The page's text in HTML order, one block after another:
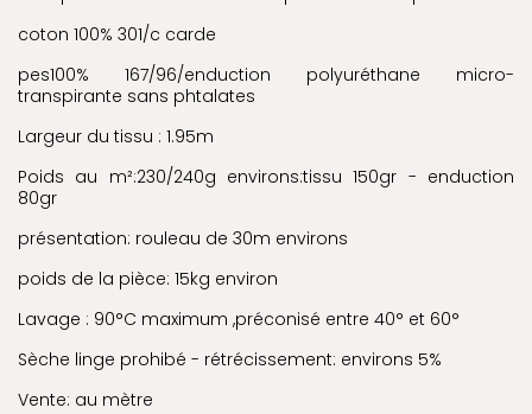
coton 100% 301/c carde
pes100% 167/96/enduction polyuréthane micro-
transpirante sans phtalates
Largeur du tissu : 1.95m
Poids au m²:230/240g environs:tissu 150gr - enduction
80gr
présentation: rouleau de 30m environs
poids de la pièce: 15kg environ
Lavage : 90°C maximum ,préconisé entre 40° et 60°
Sèche linge prohibé - rétrécissement: environs 5%
Vente: au mètre